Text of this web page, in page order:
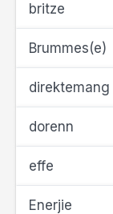
britze
Brummes(e)
direktemang
dorenn
effe
Enerjie